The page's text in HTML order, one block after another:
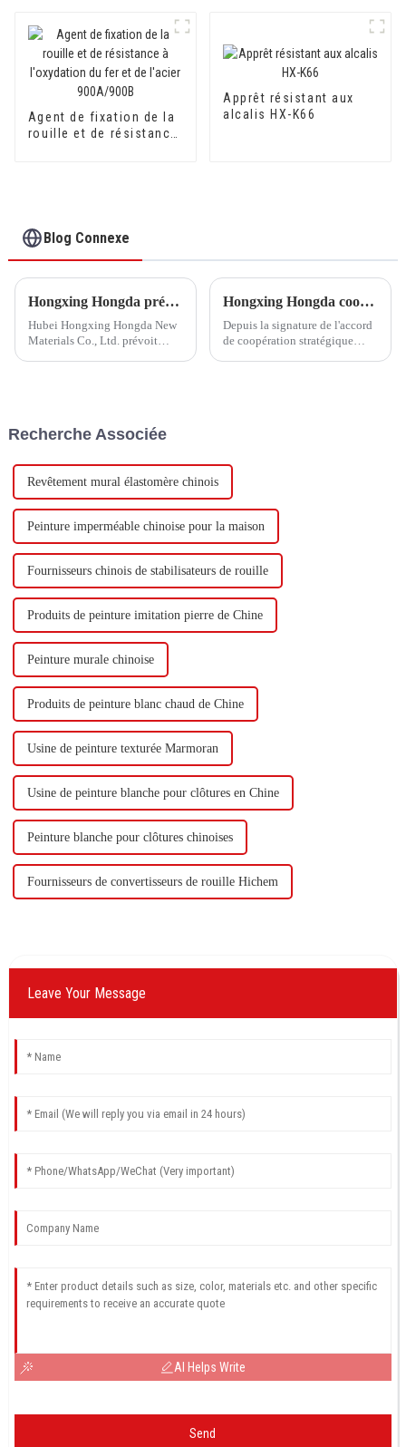
Agent de fixation de la
rouille et de résistance
Apprêt résistant aux
alcalis HX-K66
Blog Connexe
Hongxing Hongda prévoit d'investir 1,6 milliard de yuans pour construire une nouvelle usine de production d'émulsion d'une capacité de production de 510 000 tonnes par an.
Hubei Hongxing Hongda New
Materials Co., Ltd. prévoit
base d'eau et 60 000 tonnes de
Hongxing Hongda coopère avec Keshun Waterproof Technology Co., Ltd pour apporter un nouvel avenir à l'industrie
Depuis la signature de l'accord
de coopération stratégique
Recherche Associée
Revêtement mural élastomère chinois
Peinture imperméable chinoise pour la maison
Fournisseurs chinois de stabilisateurs de rouille
Produits de peinture imitation pierre de Chine
Peinture murale chinoise
Produits de peinture blanc chaud de Chine
Usine de peinture texturée Marmoran
Usine de peinture blanche pour clôtures en Chine
Peinture blanche pour clôtures chinoises
Fournisseurs de convertisseurs de rouille Hichem
Leave Your Message
AI Helps Write
Send